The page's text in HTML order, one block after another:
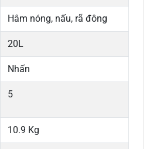
Hâm nóng, nấu, rã đông
20L
Nhấn
5
10.9 Kg